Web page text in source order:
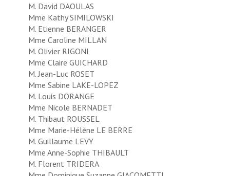
M. David DAOULAS
Mme Kathy SIMILOWSKI
M. Etienne BERANGER
Mme Caroline MILLAN
M. Olivier RIGONI
Mme Claire GUICHARD
M. Jean-Luc ROSET
Mme Sabine LAKE-LOPEZ
M. Louis DORANGE
Mme Nicole BERNADET
M. Thibaut ROUSSEL
Mme Marie-Hélène LE BERRE
M. Guillaume LEVY
Mme Anne-Sophie THIBAULT
M. Florent TRIDERA